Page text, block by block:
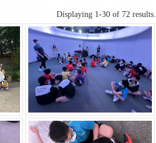
Displaying 1-30 of 72 results.